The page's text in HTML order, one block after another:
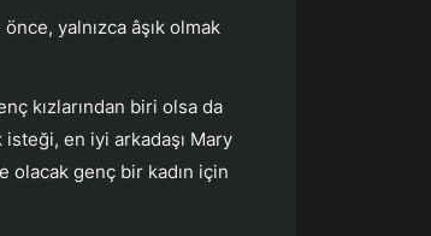
yalnızca âşık olmak
kızlarından biri olsa da
en iyi arkadaşı Mary
olacak genç bir kadın için